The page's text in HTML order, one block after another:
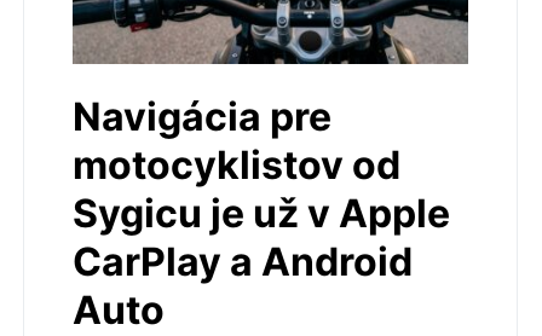
Navigácia pre
motocyklistov od
Sygicu je už v Apple
CarPlay a Android
Auto